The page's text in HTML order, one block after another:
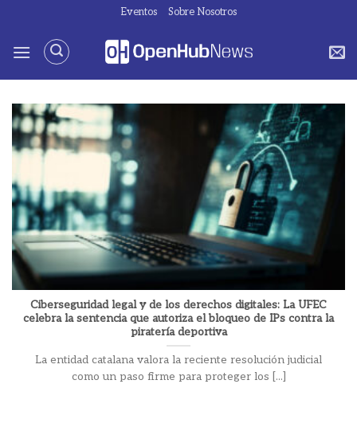
contenido
Eventos Sobre Nosotros
Ciberseguridad legal y de los derechos digitales: La UFEC
celebra la sentencia que autoriza el bloqueo de IPs contra la
piratería deportiva
La entidad catalana valora la reciente resolución judicial
como un paso firme para proteger los [...]